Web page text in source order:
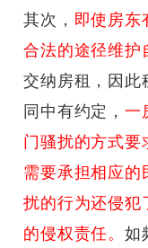
其次， 即使房东
合法的途径维护
交纳房租，因此
同中有约定，一
门骚扰的方式要
需要承担相应的
扰的行为还侵犯
的侵权责任。如